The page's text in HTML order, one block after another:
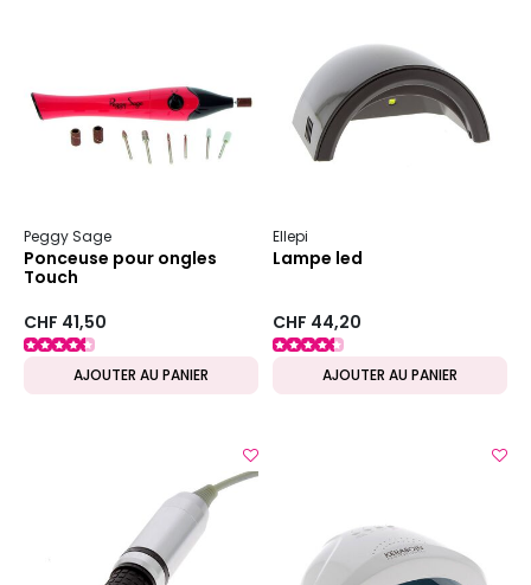
Peggy Sage
Ponceuse pour ongles
Touch
CHF 41,50
AJOUTER AU PANIER
Ellepi
Lampe led
CHF 44,20
AJOUTER AU PANIER